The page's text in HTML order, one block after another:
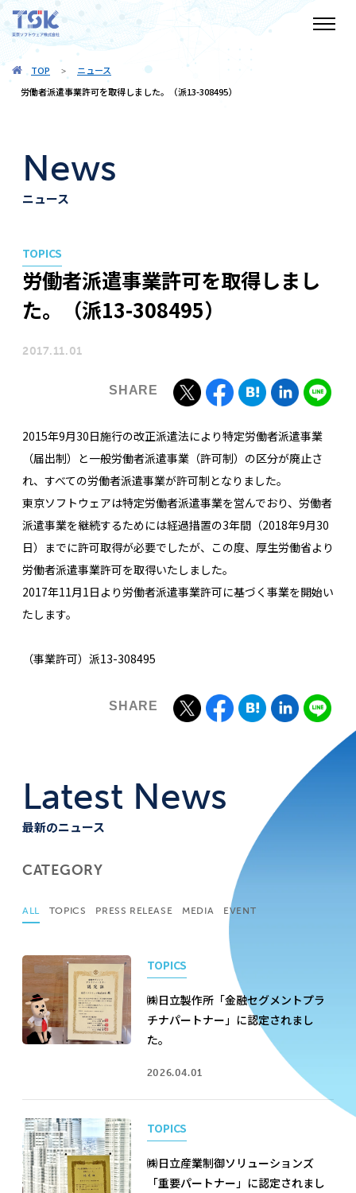
TOP >
ニュース
労働者派遣事業許可を取得しました。（派13-308495）
News
ニュース
TOPICS
労働者派遣事業許可を取得しまし
た。（派13-308495）
2017.11.01
2015年9月30日施行の改正派遣法により特定労働者派遣事業
（届出制）と一般労働者派遣事業（許可制）の区分が廃止さ
れ、すべての労働者派遣事業が許可制となりました。
東京ソフトウェアは特定労働者派遣事業を営んでおり、労働者
派遣事業を継続するためには経過措置の3年間（2018年9月30
日）までに許可取得が必要でしたが、この度、厚生労働省より
労働者派遣事業許可を取得いたしました。
2017年11月1日より労働者派遣事業許可に基づく事業を開始い
たします。
（事業許可）派13-308495
Latest News
最新のニュース
CATEGORY
ALL TOPICS PRESS RELEASE MEDIA EVENT
TOPICS
㈱日立製作所「金融セグメントプラ
チナパートナー」に認定されまし
た。
2026.04.01
TOPICS
㈱日立産業制御ソリューションズ
「重要パートナー」に認定されまし